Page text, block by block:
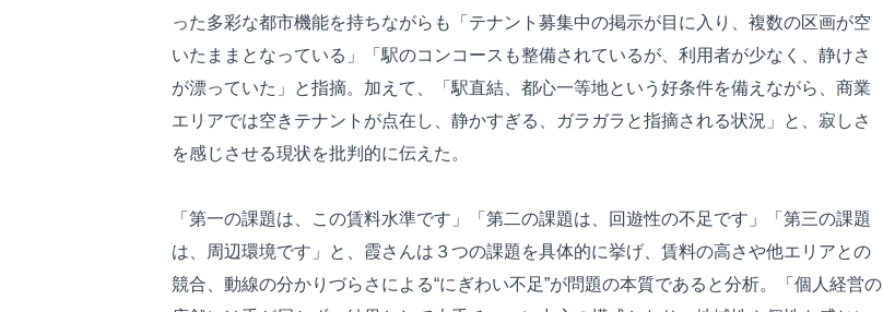
った多彩な都市機能を持ちながらも「テナント募集中の掲示が目に入り、複数の区画が空
いたままとなっている」「駅のコンコースも整備されているが、利用者が少なく、静けさ
が漂っていた」と指摘。加えて、「駅直結、都心一等地という好条件を備えながら、商業
エリアでは空きテナントが点在し、静かすぎる、ガラガラと指摘される状況」と、寂しさ
を感じさせる現状を批判的に伝えた。
「第一の課題は、この賃料水準です」「第二の課題は、回遊性の不足です」「第三の課題
は、周辺環境です」と、霞さんは３つの課題を具体的に挙げ、賃料の高さや他エリアとの
競合、動線の分かりづらさによる“にぎわい不足”が問題の本質であると分析。「個人経営の